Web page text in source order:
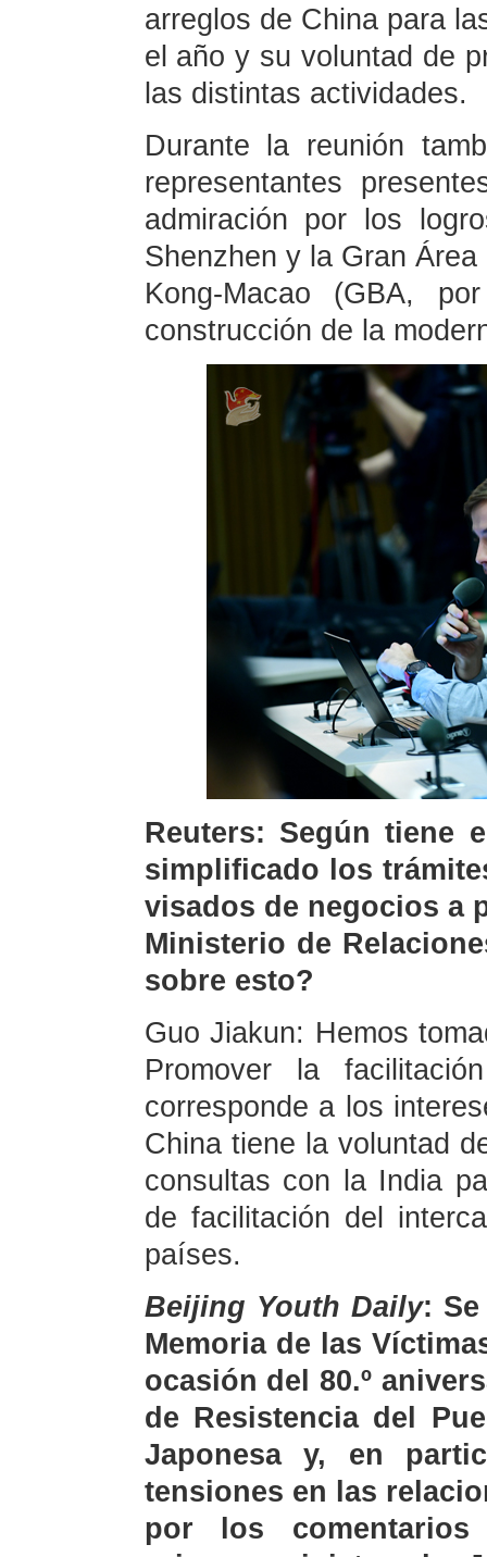
arreglos de China para
el año y su voluntad de
las distintas actividades.
Durante la reunión
representantes
admiración por los
Shenzhen y la Gran
Kong-Macao (GBA,
construcción de la
Reuters: Según tiene
simplificado los
visados de negocios a
Ministerio de
sobre esto?
Guo Jiakun: Hemos
Promover la
corresponde a los
China tiene la voluntad
consultas con la India
de facilitación del
países.
Beijing Youth Daily: Se
Memoria de las
ocasión del 80.º
de Resistencia del
Japonesa y, en
tensiones en las
por los